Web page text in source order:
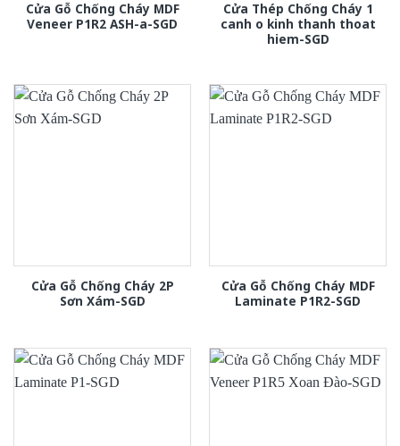
Cửa Gỗ Chống Cháy MDF
Veneer P1R2 ASH-a-SGD
Cửa Thép Chống Cháy 1
canh o kinh thanh thoat
hiem-SGD
Cửa Gỗ Chống Cháy 2P
Sơn Xám-SGD
Cửa Gỗ Chống Cháy MDF
Laminate P1R2-SGD